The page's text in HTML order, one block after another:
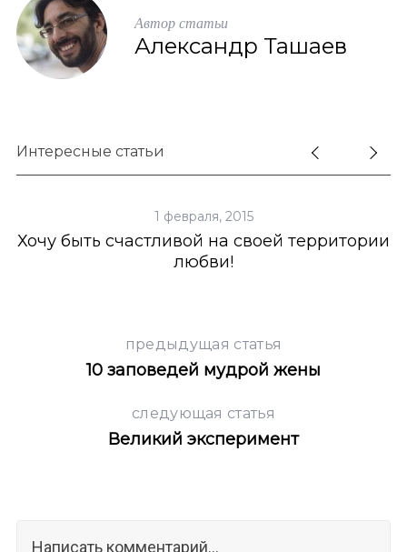
Автор статьи
Александр Ташаев
Интересные статьи
1 февраля, 2015
Хочу быть счастливой на своей территории
любви!
предыдущая статья
10 заповедей мудрой жены
следующая статья
Великий эксперимент